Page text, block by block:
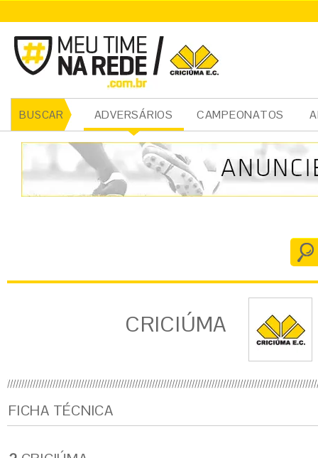
BUSCAR ADVERSÁRIOS CAMPEONATOS
CRICIÚMA
CRICIÚMA
FICHA TÉCNICA